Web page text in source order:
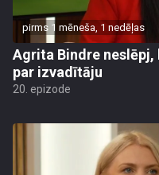
pirms 1 mēneša, 1 nedēļas
Agrita Bindre
par izvadītāju
20. epizode